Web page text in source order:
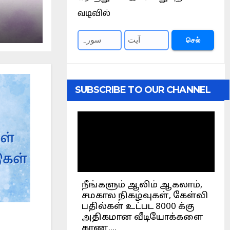
வடிவில்
செல்
SUBSCRIBE TO OUR CHANNEL